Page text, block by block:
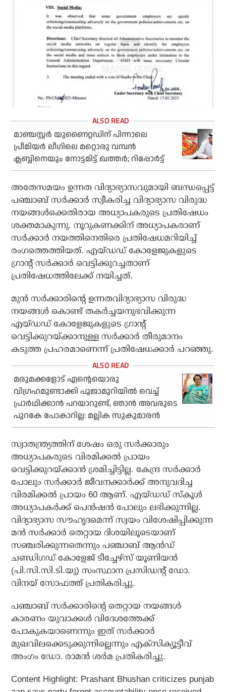
മാഞ്ചസ്റ്റർ യുണൈറ്റഡിന് പിന്നാലെ
പ്രീമിയർ ലീഗിലെ മറ്റൊരു വമ്പൻ
ക്ലബ്ബിനെയും നോട്ടമിട്ട് ഖത്തർ; റിപ്പോർട്ട്
അതേസമയം ഉന്നത വിദ്യാഭ്യാസവുമായി ബന്ധപ്പെട്ട്
പഞ്ചാബ് സര്‍ക്കാര്‍ സ്വീകരിച്ച വിദ്യാഭ്യാസ വിരുദ്ധ
നയങ്ങള്‍ക്കെതിരായ അധ്യാപകരുടെ പ്രതിഷേധം
ശക്തമാകുന്നു. നൂറുകണക്കിന് അധ്യാപകരാണ്
സര്‍ക്കാര്‍ നയത്തിനെതിരെ പ്രതിഷേധമറിയിച്ച്
രംഗത്തെത്തിയത്. എയ്ഡഡ് കോളേജുകളുടെ
ഗ്രാന്റ് സര്‍ക്കാര്‍ വെട്ടിക്കുറച്ചതാണ്
പ്രതിഷേധത്തിലേക്ക് നയിച്ചത്.
മുന്‍ സര്‍ക്കാരിന്റെ ഉന്നതവിദ്യാഭ്യാസ വിരുദ്ധ
നയങ്ങള്‍ കൊണ്ട് തകര്‍ച്ചയനുഭവിക്കുന്ന
എയ്ഡഡ് കോളേജുകളുടെ ഗ്രാന്റ്
വെട്ടിക്കുറയ്ക്കാനുള്ള സര്‍ക്കാര്‍ തീരുമാനം
കടുത്ത പ്രഹരമാണെന്ന് പ്രതിഷേധക്കാര്‍ പറഞ്ഞു.
മരുമക്കളോട് എന്റെയൊരു
വിഗ്രഹമുണ്ടാക്കി പൂജാമുറിയില്‍ വെച്ച്
പ്രാര്‍ഥിക്കാന്‍ പറയാറുണ്ട്, ഞാന്‍ അവരുടെ
പുറകേ പോകാറില്ല: മല്ലിക സുകുമാരന്‍
സ്വാതന്ത്ര്യത്തിന് ശേഷം ഒരു സര്‍ക്കാരും
അധ്യാപകരുടെ വിരമിക്കല്‍ പ്രായം
വെട്ടിക്കുറയ്ക്കാന്‍ ശ്രമിച്ചിട്ടില്ല. കേന്ദ്ര സര്‍ക്കാര്‍
പോലും സര്‍ക്കാര്‍ ജീവനക്കാര്‍ക്ക് അനുവദിച്ച
വിരമിക്കല്‍ പ്രായം 60 ആണ്. എയ്ഡഡ് സ്‌കൂള്‍
അധ്യാപകര്‍ക്ക് പെന്‍ഷന്‍ പോലും ലഭിക്കുന്നില്ല.
വിദ്യാഭ്യാസ സൗഹൃദമെന്ന് സ്വയം വിശേഷിപ്പിക്കുന്ന
മന്‍ സര്‍ക്കാര്‍ തെറ്റായ ദിശയിലൂടെയാണ്
സഞ്ചരിക്കുന്നതെന്നും പഞ്ചാബ് ആന്‍ഡ്
ചണ്ഡിഗഡ് കോളേജ് ടീച്ചേഴ്‌സ് യൂണിയന്‍
(പി.സി.സി.ടി.യു) സംസ്ഥാന പ്രസിഡന്റ് ഡോ.
വിനയ് സോഫത്ത് പ്രതികരിച്ചു.
പഞ്ചാബ് സര്‍ക്കാരിന്റെ തെറ്റായ നയങ്ങള്‍
കാരണം യുവാക്കള്‍ വിദേശത്തേക്ക്
പോകുകയാണെന്നും ഇത് സര്‍ക്കാര്‍
മുഖവിലക്കെടുക്കുന്നില്ലെന്നും എക്‌സിക്യൂട്ടീവ്
അംഗം ഡോ. രാമന്‍ ശര്‍മ പ്രതികരിച്ചു.
Content Highlight: Prashant Bhushan criticizes punjab